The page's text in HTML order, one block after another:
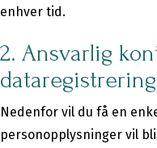
enhver tid.
2. Ansvarlig
Nedenfor vil du få en
personopplysninger vil